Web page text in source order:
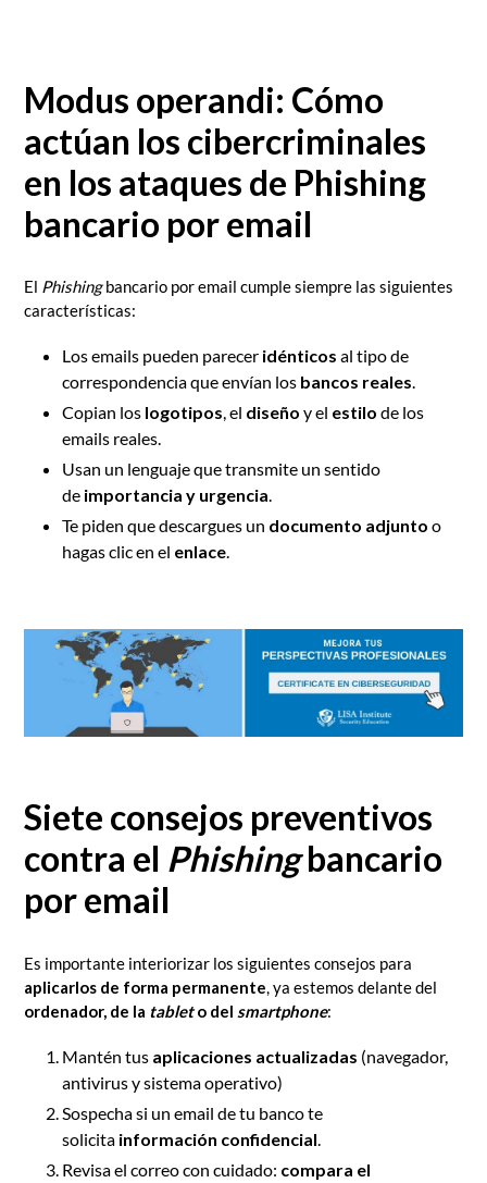
Modus operandi: Cómo
actúan los cibercriminales
en los ataques de Phishing
bancario por email
El Phishingbancario por email cumple siempre las siguientes
características:
Los emails pueden parecer idénticos al tipo de
correspondencia que envían los bancos reales.
Copian los logotipos, el diseño y el estilo de los
emails reales.
Usan un lenguaje que transmite un sentido
de importancia y urgencia.
Te piden que descargues un documento adjunto o
hagas clic en el enlace.
Siete consejos preventivos
contra el Phishingbancario
por email
Es importante interiorizar los siguientes consejos para
aplicarlos de forma permanente , ya estemos delante del
ordenador, de la tableto del smartphone:
Mantén tus aplicaciones actualizadas (navegador,
antivirus y sistema operativo)
Sospecha si un email de tu banco te
solicita información confidencial.
Revisa el correo con cuidado: compara el